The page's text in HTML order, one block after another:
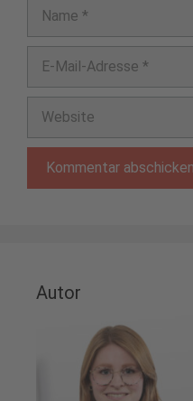
Mail-
Adresse
Autor